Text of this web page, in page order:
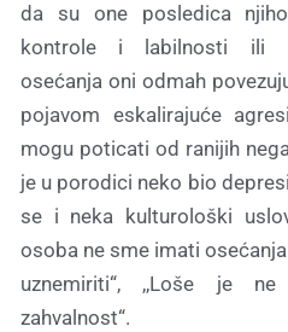
da su one posledica
kontrole i labilnosti ili
osećanja oni odmah
pojavom eskalirajuće
mogu poticati od ranijih
je u porodici neko bio
se i neka kulturološki
osoba ne sme imati
uznemiriti“, ,,Loše je
zahvalnost“.